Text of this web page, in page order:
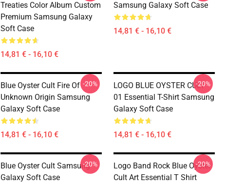
Treaties Color Album Custom
Premium Samsung Galaxy
Soft Case
14,81 € - 16,10 €
Samsung Galaxy Soft Case
14,81 € - 16,10 €
Blue Oyster Cult Fire Of
Unknown Origin Samsung
Galaxy Soft Case
14,81 € - 16,10 €
-20%
LOGO BLUE OYSTER CULT
01 Essential T-Shirt Samsung
Galaxy Soft Case
14,81 € - 16,10 €
-20%
Blue Oyster Cult Samsung
Galaxy Soft Case
-20%
Logo Band Rock Blue Oyster
Cult Art Essential T Shirt
-20%